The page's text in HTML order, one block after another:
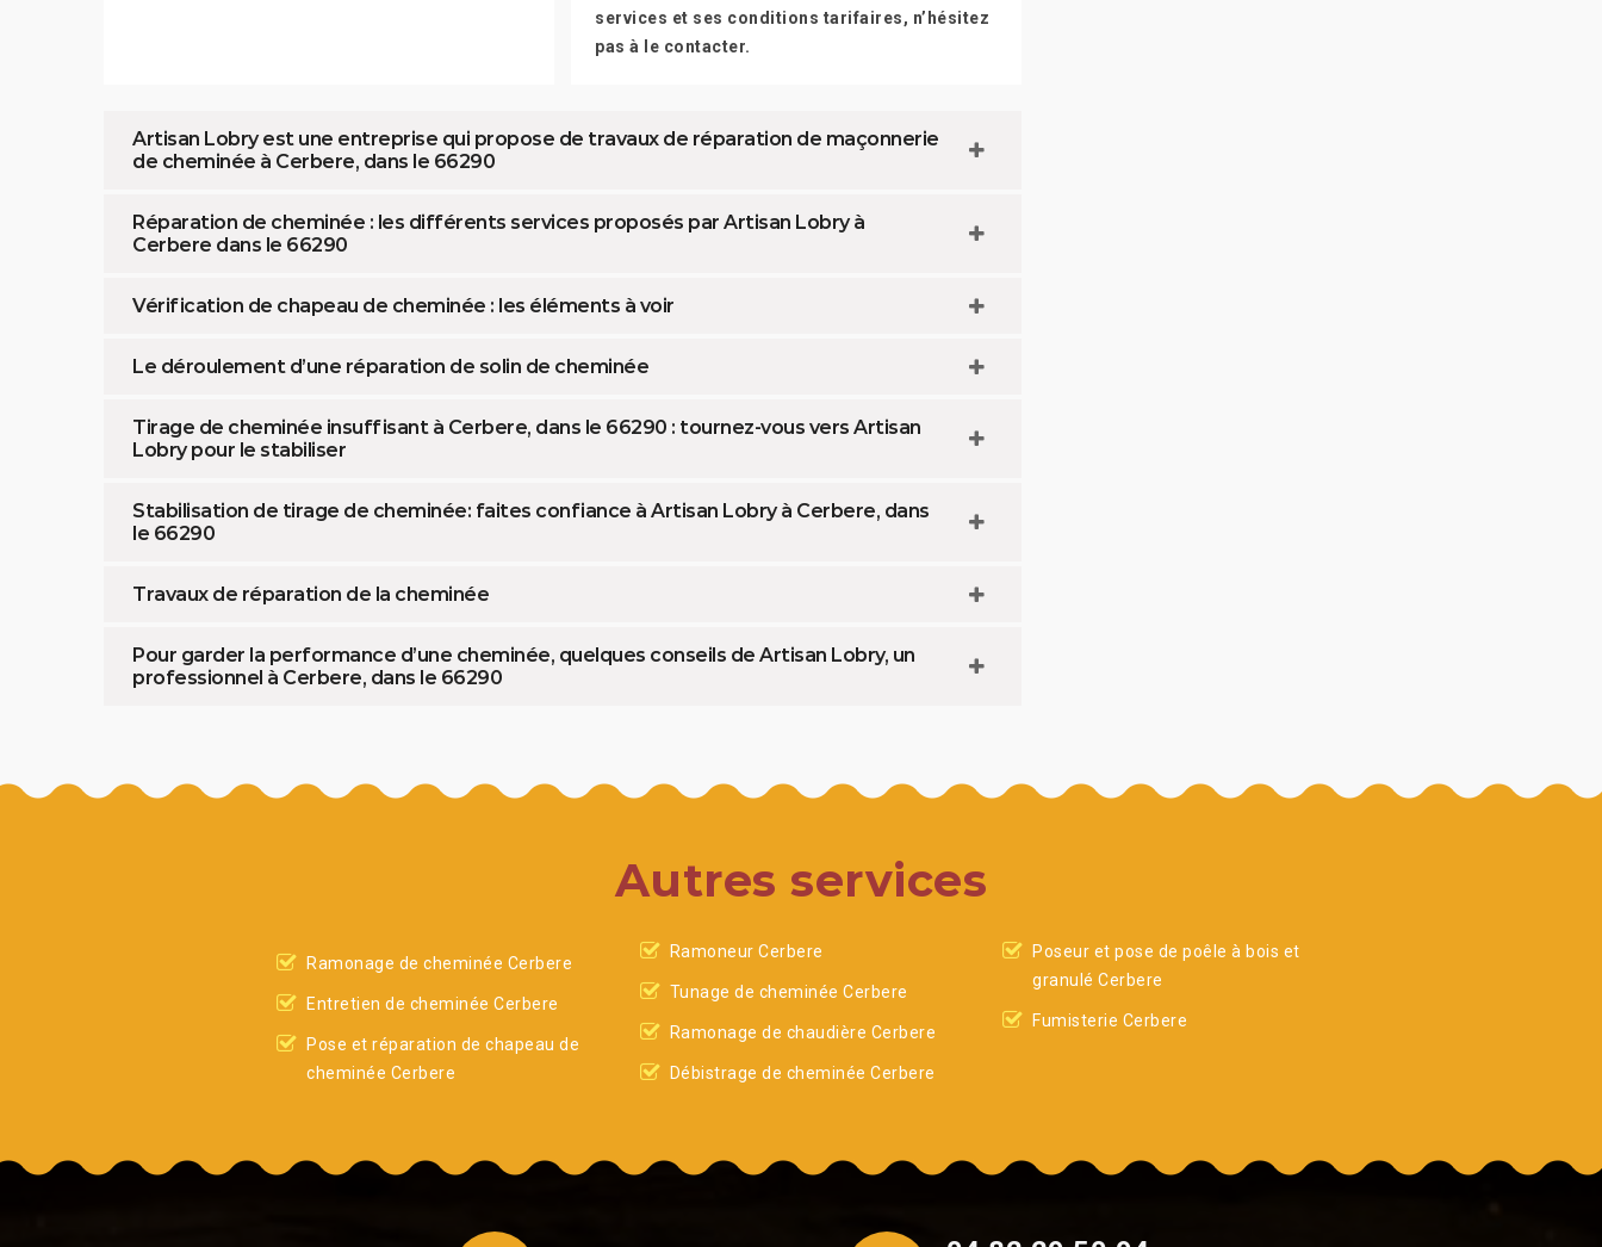
services et ses conditions tarifaires, n’hésitez
pas à le contacter.
Artisan Lobry est une entreprise qui propose de travaux de réparation de maçonnerie
de cheminée à Cerbere, dans le 66290
Réparation de cheminée : les différents services proposés par Artisan Lobry à
Cerbere dans le 66290
Vérification de chapeau de cheminée : les éléments à voir
Le déroulement d’une réparation de solin de cheminée
Tirage de cheminée insuffisant à Cerbere, dans le 66290 : tournez-vous vers Artisan
Lobry pour le stabiliser
Stabilisation de tirage de cheminée: faites confiance à Artisan Lobry à Cerbere, dans
le 66290
Travaux de réparation de la cheminée
Pour garder la performance d’une cheminée, quelques conseils de Artisan Lobry, un
professionnel à Cerbere, dans le 66290
Autres services
Ramonage de cheminée Cerbere
Entretien de cheminée Cerbere
Pose et réparation de chapeau de
cheminée Cerbere
Ramoneur Cerbere
Tunage de cheminée Cerbere
Ramonage de chaudière Cerbere
Débistrage de cheminée Cerbere
Poseur et pose de poêle à bois et
granulé Cerbere
Fumisterie Cerbere